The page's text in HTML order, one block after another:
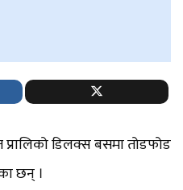
डिलक्स बसमा तोडफोड
छन् ।